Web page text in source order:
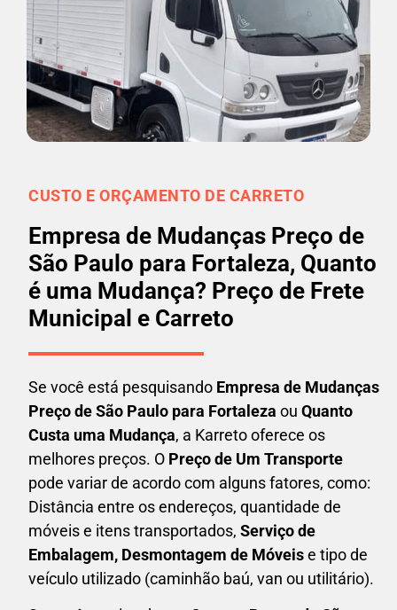
CUSTO E ORÇAMENTO DE CARRETO
Empresa de Mudanças Preço de
São Paulo para Fortaleza, Quanto
é uma Mudança? Preço de Frete
Municipal e Carreto
Se você está pesquisando Empresa de Mudanças
Preço de São Paulo para Fortaleza ou Quanto
Custa uma Mudança, a Karreto oferece os
melhores preços. O Preço de Um Transporte
pode variar de acordo com alguns fatores, como:
Distância entre os endereços, quantidade de
móveis e itens transportados, Serviço de
Embalagem, Desmontagem de Móveise tipo de
veículo utilizado (caminhão baú, van ou utilitário).